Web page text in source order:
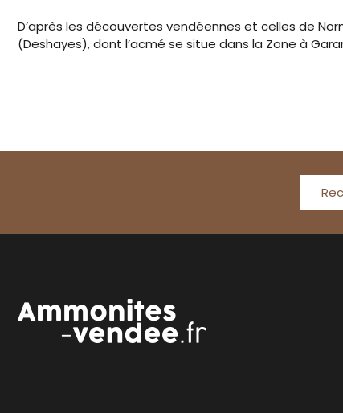
D’après les découvertes vendéennes et celles de
(Deshayes), dont l’acmé se situe dans la Zone à